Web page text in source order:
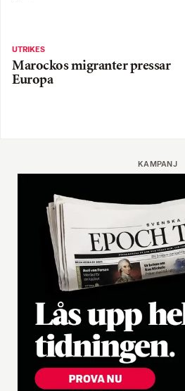
UTRIKES
Marockos migranter pressar
Europa
KAMPANJ